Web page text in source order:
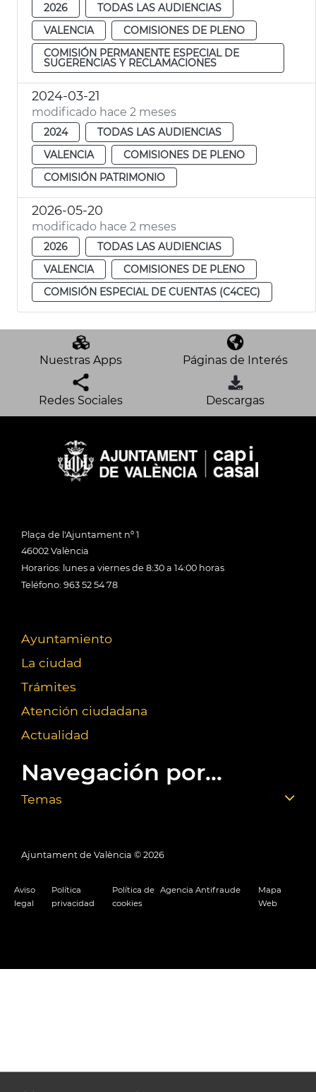
2026
TODAS LAS AUDIENCIAS
VALENCIA
COMISIONES DE PLENO
COMISIÓN PERMANENTE ESPECIAL DE
SUGERENCIAS Y RECLAMACIONES
2024-03-21
modificado hace 2 meses
2024
TODAS LAS AUDIENCIAS
VALENCIA
COMISIONES DE PLENO
COMISIÓN PATRIMONIO
2026-05-20
modificado hace 2 meses
2026
TODAS LAS AUDIENCIAS
VALENCIA
COMISIONES DE PLENO
COMISIÓN ESPECIAL DE CUENTAS (C4CEC)
Nuestras Apps Páginas de Interés
Redes Sociales Descargas
Plaça de l'Ajuntament nº 1
46002 València
Horarios: lunes a viernes de 8:30 a 14:00 horas
Teléfono: 963 52 54 78
Ayuntamiento
La ciudad
Trámites
Atención ciudadana
Actualidad
Navegación por...
Temas
Ajuntament de València © 2026
Aviso
legal
Política
privacidad
Política de
cookies
Agencia Antifraude
Mapa
Web